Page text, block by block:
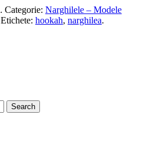
. Categorie: Narghilele – Modele
Etichete: hookah, narghilea.